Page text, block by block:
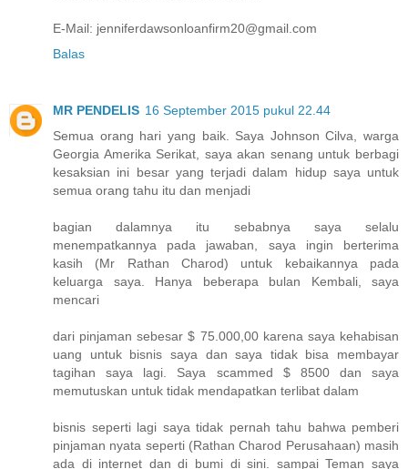
E-Mail: jenniferdawsonloanfirm20@gmail.com
Balas
MR PENDELIS 16 September 2015 pukul 22.44
Semua orang hari yang baik. Saya Johnson Cilva, warga
Georgia Amerika Serikat, saya akan senang untuk berbagi
kesaksian ini besar yang terjadi dalam hidup saya untuk
semua orang tahu itu dan menjadi
bagian dalamnya itu sebabnya saya selalu
menempatkannya pada jawaban, saya ingin berterima
kasih (Mr Rathan Charod) untuk kebaikannya pada
keluarga saya. Hanya beberapa bulan Kembali, saya
mencari
dari pinjaman sebesar $ 75.000,00 karena saya kehabisan
uang untuk bisnis saya dan saya tidak bisa membayar
tagihan saya lagi. Saya scammed $ 8500 dan saya
memutuskan untuk tidak mendapatkan terlibat dalam
bisnis seperti lagi saya tidak pernah tahu bahwa pemberi
pinjaman nyata seperti (Rathan Charod Perusahaan) masih
ada di internet dan di bumi di sini. sampai Teman saya